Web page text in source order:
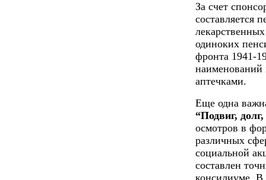
За счет
составляется
одиноких
фронта 1941-
наименований
аптечками.
Еще одна
“Подвиг,
осмотров в
различных
социальной
составлен